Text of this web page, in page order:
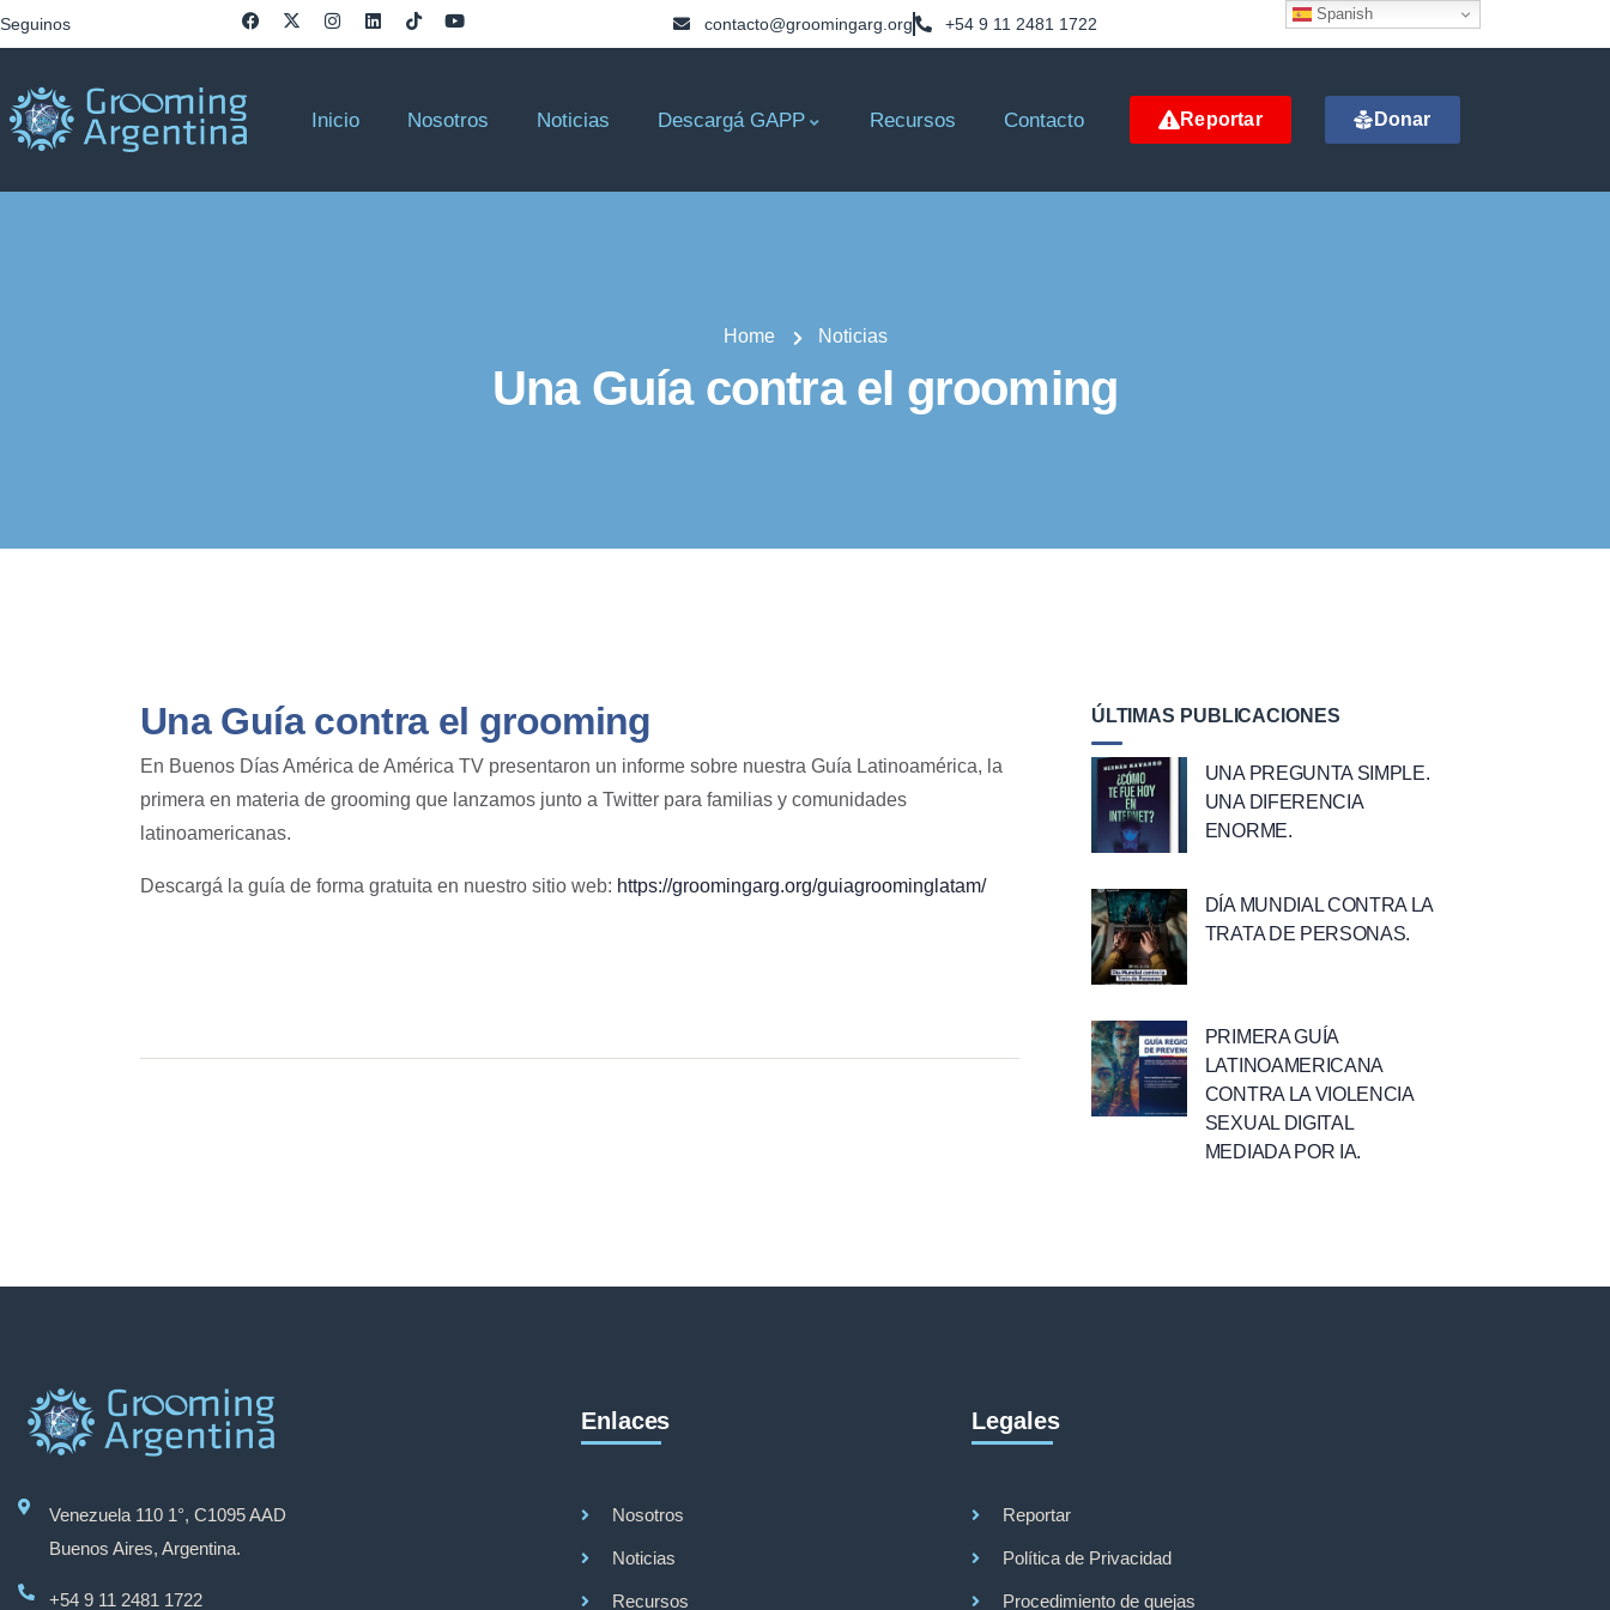
Seguinos contacto@groomingarg.org +54 9 11 2481 1722
Inicio Nosotros Noticias Descargá GAPP Recursos Contacto Reportar Donar
Home Noticias
Una Guía contra el grooming
Una Guía contra el grooming
En Buenos Días América de América TV presentaron un informe sobre nuestra Guía Latinoamérica, la
primera en materia de grooming que lanzamos junto a Twitter para familias y comunidades
latinoamericanas.
Descargá la guía de forma gratuita en nuestro sitio web: https://groomingarg.org/guiagroominglatam/
ÚLTIMAS PUBLICACIONES
UNA PREGUNTA SIMPLE.
UNA DIFERENCIA
ENORME.
DÍA MUNDIAL CONTRA LA
TRATA DE PERSONAS.
PRIMERA GUÍA
LATINOAMERICANA
CONTRA LA VIOLENCIA
SEXUAL DIGITAL
MEDIADA POR IA.
Venezuela 110 1°, C1095 AAD
Buenos Aires, Argentina.
+54 9 11 2481 1722
Enlaces
Nosotros
Noticias
Recursos
Legales
Reportar
Política de Privacidad
Procedimiento de quejas
Spanish